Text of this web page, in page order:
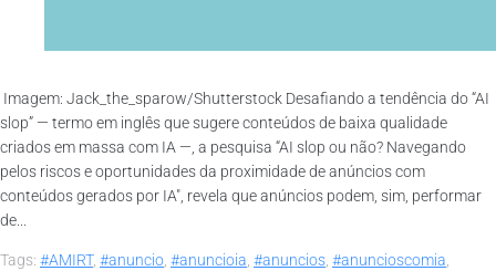
Imagem: Jack_the_sparow/Shutterstock Desafiando a tendência do “AI
slop” — termo em inglês que sugere conteúdos de baixa qualidade
criados em massa com IA —, a pesquisa “AI slop ou não? Navegando
pelos riscos e oportunidades da proximidade de anúncios com
conteúdos gerados por IA", revela que anúncios podem, sim, performar
de...
Tags: #AMIRT, #anuncio, #anuncioia, #anuncios, #anuncioscomia,